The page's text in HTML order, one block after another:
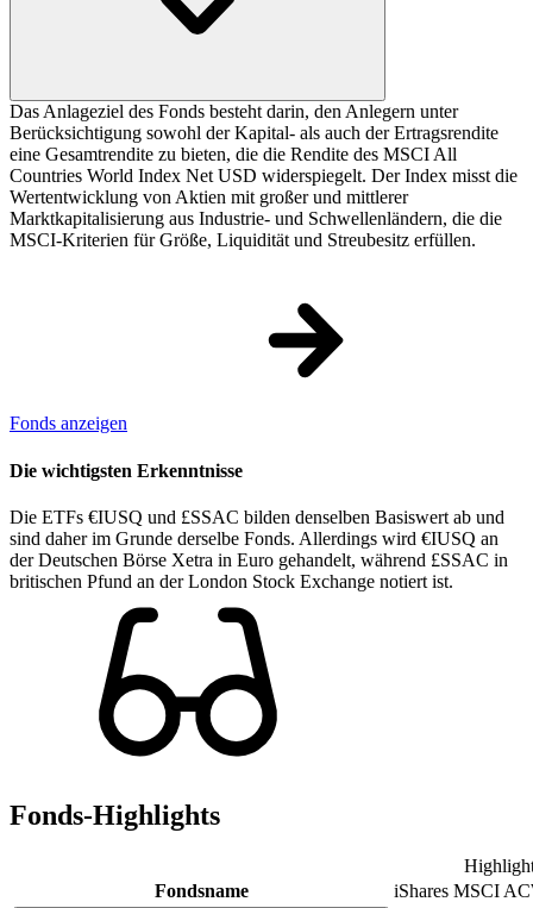
Das Anlageziel des Fonds besteht darin, den Anlegern unter
Berücksichtigung sowohl der Kapital- als auch der Ertragsrendite
eine Gesamtrendite zu bieten, die die Rendite des MSCI All
Countries World Index Net USD widerspiegelt. Der Index misst die
Wertentwicklung von Aktien mit großer und mittlerer
Marktkapitalisierung aus Industrie- und Schwellenländern, die die
MSCI-Kriterien für Größe, Liquidität und Streubesitz erfüllen.
Fonds anzeigen
Die wichtigsten Erkenntnisse
Die ETFs €IUSQ und £SSAC bilden denselben Basiswert ab und
sind daher im Grunde derselbe Fonds. Allerdings wird €IUSQ an
der Deutschen Börse Xetra in Euro gehandelt, während £SSAC in
britischen Pfund an der London Stock Exchange notiert ist.
Fonds-Highlights
Fondsname
iShares MSCI